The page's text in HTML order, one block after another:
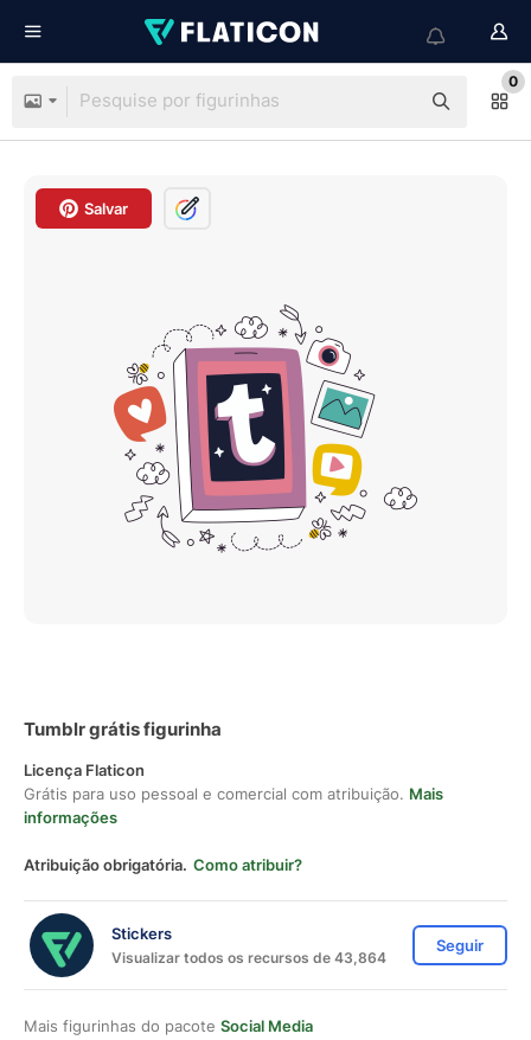
0
Salvar
Tumblr grátis figurinha
Licença Flaticon
Grátis para uso pessoal e comercial com atribuição. Mais
informações
Atribuição obrigatória. Como atribuir?
Stickers
Visualizar todos os recursos de 43,864
Seguir
Mais figurinhas do pacote Social Media